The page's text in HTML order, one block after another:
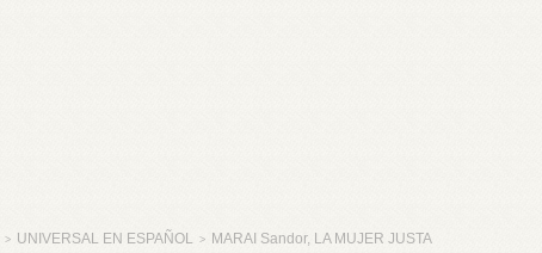
> UNIVERSAL EN ESPAÑOL > MARAI Sandor, LA MUJER JUSTA